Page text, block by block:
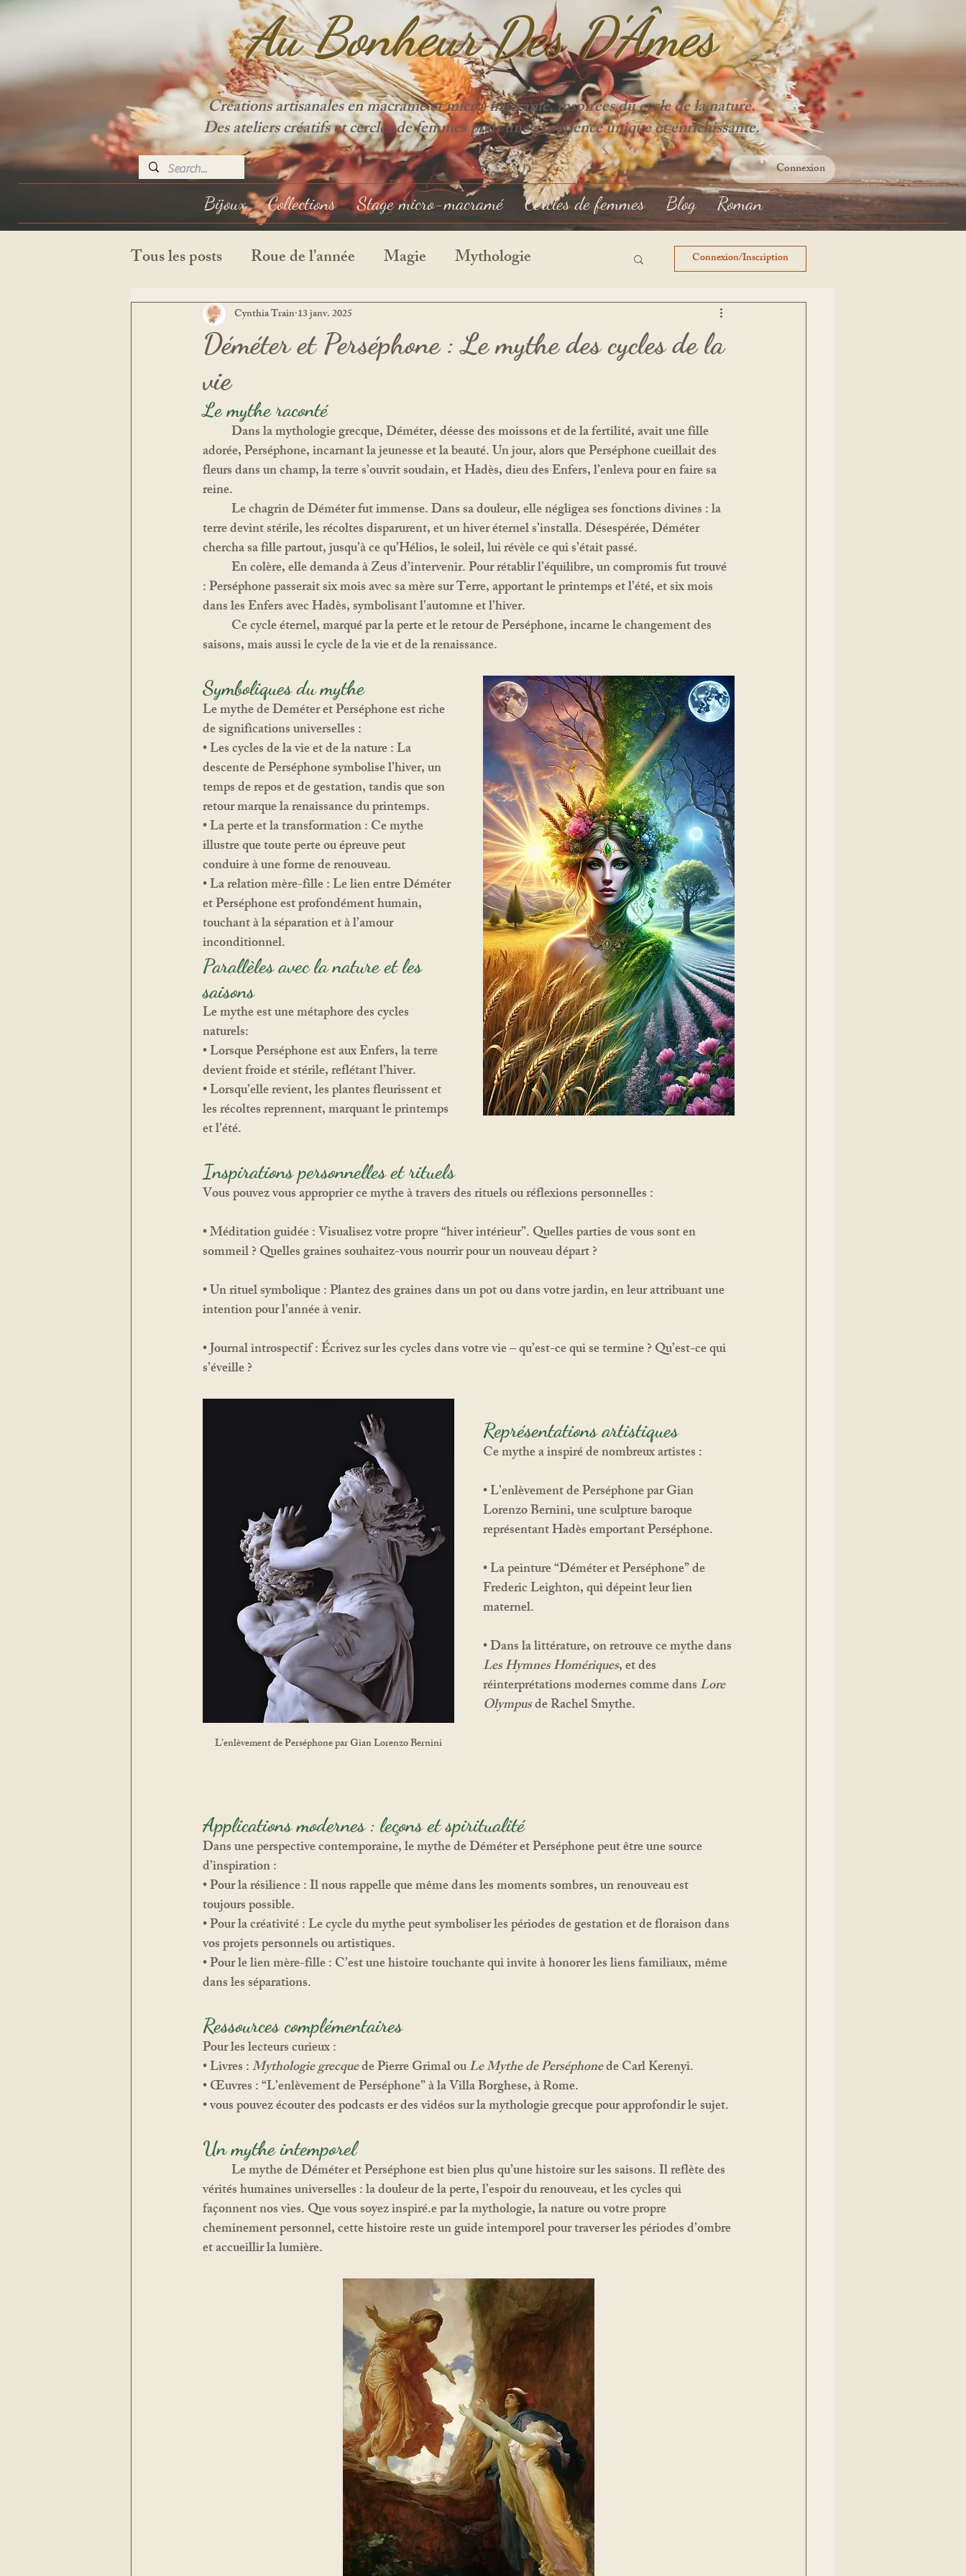
Au Bonheur Des D'Âmes
Créations artisanales en macramé et micro-macramé, inspirées du cycle de la nature.
Des ateliers créatifs et cercles de femmes pour une expérience unique et enrichissante.
Connexion
Bijoux Collections Stage micro-macramé Cercles de femmes Blog Roman
Tous les posts Roue de l'année Magie Mythologie
Journal de bord
Connexion/Inscription
Déméter et Perséphone : Le mythe des cycles de la
vie
Cynthia Train 13 janv. 2025
Le mythe raconté
adorée, Perséphone, incarnant la jeunesse et la beauté. Un jour, alors que Perséphone cueillait des
fleurs dans un champ, la terre s’ouvrit soudain, et Hadès, dieu des Enfers, l’enleva pour en faire sa
reine.
terre devint stérile, les récoltes disparurent, et un hiver éternel s’installa. Désespérée, Déméter
chercha sa fille partout, jusqu’à ce qu’Hélios, le soleil, lui révèle ce qui s’était passé.
: Perséphone passerait six mois avec sa mère sur Terre, apportant le printemps et l’été, et six mois
dans les Enfers avec Hadès, symbolisant l’automne et l’hiver.
saisons, mais aussi le cycle de la vie et de la renaissance.
Symboliques du mythe
Le mythe de Deméter et Perséphone est riche
de significations universelles :
• Les cycles de la vie et de la nature : La
descente de Perséphone symbolise l’hiver, un
temps de repos et de gestation, tandis que son
retour marque la renaissance du printemps.
• La perte et la transformation : Ce mythe
illustre que toute perte ou épreuve peut
conduire à une forme de renouveau.
• La relation mère-fille : Le lien entre Déméter
et Perséphone est profondément humain,
touchant à la séparation et à l’amour
inconditionnel.
Parallèles avec la nature et les
saisons
Le mythe est une métaphore des cycles
naturels:
• Lorsque Perséphone est aux Enfers, la terre
devient froide et stérile, reflétant l’hiver.
• Lorsqu’elle revient, les plantes fleurissent et
les récoltes reprennent, marquant le printemps
et l’été.
Inspirations personnelles et rituels
Vous pouvez vous approprier ce mythe à travers des rituels ou réflexions personnelles :
• Méditation guidée : Visualisez votre propre “hiver intérieur”. Quelles parties de vous sont en
sommeil ? Quelles graines souhaitez-vous nourrir pour un nouveau départ ?
• Un rituel symbolique : Plantez des graines dans un pot ou dans votre jardin, en leur attribuant une
intention pour l’année à venir.
• Journal introspectif : Écrivez sur les cycles dans votre vie – qu’est-ce qui se termine ? Qu’est-ce qui
s’éveille ?
L’enlèvement de Perséphone par Gian Lorenzo Bernini
Représentations artistiques
Ce mythe a inspiré de nombreux artistes :
• L’enlèvement de Perséphone par Gian
Lorenzo Bernini, une sculpture baroque
représentant Hadès emportant Perséphone.
• La peinture “Déméter et Perséphone” de
Frederic Leighton, qui dépeint leur lien
maternel.
• Dans la littérature, on retrouve ce mythe dans
Les Hymnes Homériques, et des
réinterprétations modernes comme dans Lore
Olympus de Rachel Smythe.
Applications modernes : leçons et spiritualité
Dans une perspective contemporaine, le mythe de Déméter et Perséphone peut être une source
d’inspiration :
• Pour la résilience : Il nous rappelle que même dans les moments sombres, un renouveau est
toujours possible.
• Pour la créativité : Le cycle du mythe peut symboliser les périodes de gestation et de floraison dans
vos projets personnels ou artistiques.
• Pour le lien mère-fille : C’est une histoire touchante qui invite à honorer les liens familiaux, même
dans les séparations.
Ressources complémentaires
Pour les lecteurs curieux :
• Livres : Mythologie grecque de Pierre Grimal ou Le Mythe de Perséphone de Carl Kerenyi.
• Œuvres : “L’enlèvement de Perséphone” à la Villa Borghese, à Rome.
• vous pouvez écouter des podcasts er des vidéos sur la mythologie grecque pour approfondir le sujet.
Un mythe intemporel
vérités humaines universelles : la douleur de la perte, l’espoir du renouveau, et les cycles qui
façonnent nos vies. Que vous soyez inspiré.e par la mythologie, la nature ou votre propre
cheminement personnel, cette histoire reste un guide intemporel pour traverser les périodes d’ombre
et accueillir la lumière.